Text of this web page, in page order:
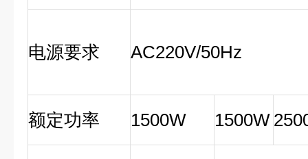
电源要求 AC220V/50Hz
额定功率 1500W 1500W